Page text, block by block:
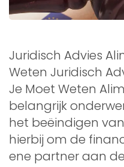
Juridisch Advies
Weten Juridisch
Je Moet Weten
belangrijk
het beëindigen
hierbij om de
ene partner aan